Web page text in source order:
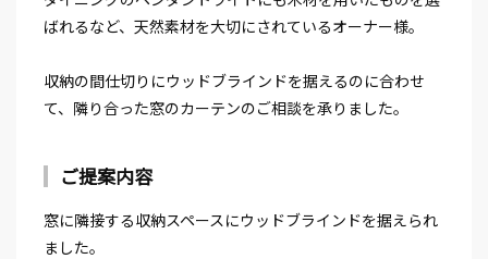
ばれるなど、天然素材を大切にされているオーナー様。
収納の間仕切りにウッドブラインドを据えるのに合わせ
て、隣り合った窓のカーテンのご相談を承りました。
ご提案内容
窓に隣接する収納スペースにウッドブラインドを据えられ
ました。